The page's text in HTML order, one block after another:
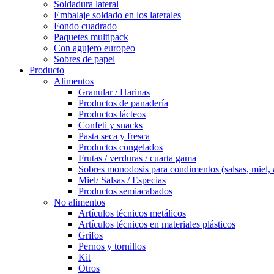
Soldadura lateral
Embalaje soldado en los laterales
Fondo cuadrado
Paquetes multipack
Con agujero europeo
Sobres de papel
Producto
Alimentos
Granular / Harinas
Productos de panadería
Productos lácteos
Confeti y snacks
Pasta seca y fresca
Productos congelados
Frutas / verduras / cuarta gama
Sobres monodosis para condimentos (salsas,
Miel/ Salsas / Especias
Productos semiacabados
No alimentos
Artículos técnicos metálicos
Artículos técnicos en materiales plásticos
Grifos
Pernos y tornillos
Kit
Otros